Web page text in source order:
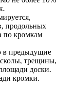
продольных
по кромкам
в предыдущие
сколы, трещины,
доски.
кромки.